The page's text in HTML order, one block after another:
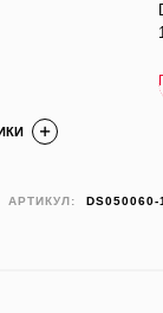
АРТИКУЛ: DS050060-